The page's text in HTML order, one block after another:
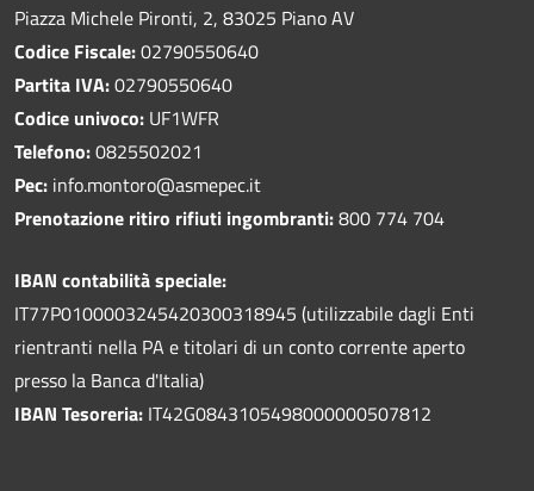
Piazza Michele Pironti, 2, 83025 Piano AV
Codice Fiscale:02790550640
Partita IVA:02790550640
Codice univoco: UF1WFR
Telefono:0825502021
Pec: info.montoro@asmepec.it
Prenotazione ritiro rifiuti ingombranti:800 774 704
IBAN contabilità speciale:
IT77P0100003245420300318945 (utilizzabile dagli Enti
rientranti nella PA e titolari di un conto corrente aperto
presso la Banca d'Italia)
IBAN Tesoreria: IT42G0843105498000000507812